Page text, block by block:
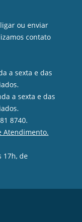
ou enviar
contato
a sexta e das
a sexta e das
8740.
Atendimento.
17h, de